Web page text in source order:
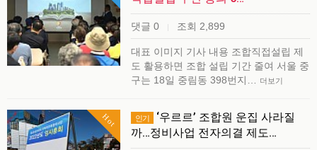
댓글 0 조회 2,899
대표 이미지 기사 내용 조합직접설립 제
도 활용하면 조합 설립 기간 줄여 서울 중
구는 18일 중림동 398번지… 더보기
Hot 인기
‘우르르’ 조합원 운집 사라질
까…정비사업 전자의결 제도…